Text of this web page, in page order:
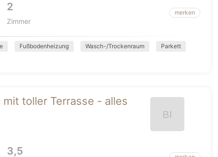
2
Zimmer
merken
Fußbodenheizung Wasch-/Trockenraum Parkett
toller Terrasse - alles
3,5